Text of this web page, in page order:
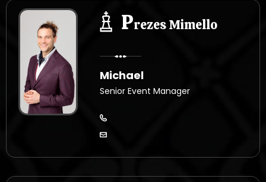
Prezes Mimello
Michael
Senior Event Manager